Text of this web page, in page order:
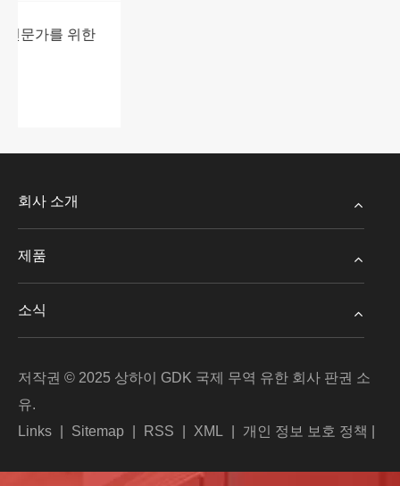
Ingersoll Rand 공기 압축기: 혁신, 산업 솔루
회사 소개
제품
소식
저작권 © 2025 상하이 GDK 국제 무역 유한 회사 판권 소
유.
Links
Sitemap RSS XML 개인 정보 보호 정책